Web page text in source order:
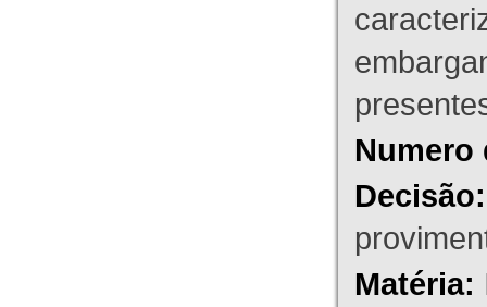
Numero
Decisão:
Matéria: